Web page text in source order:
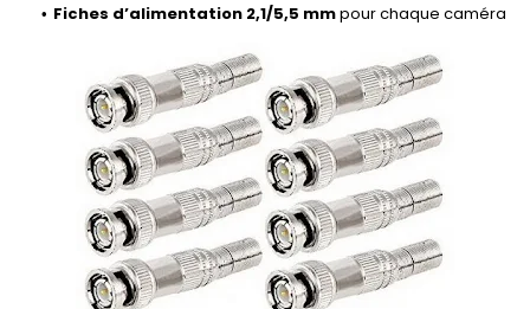
Fiches d’alimentation 2,1/5,5 mmpour chaque caméra